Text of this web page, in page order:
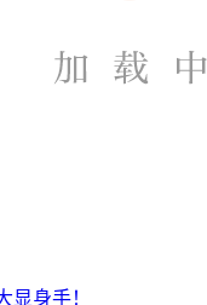
显身手！